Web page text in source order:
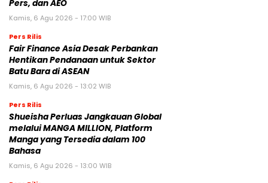
Pers, dan AEO
Kamis, 6 Agu 2026 - 17:00 WIB
Pers Rilis
Fair Finance Asia Desak Perbankan
Hentikan Pendanaan untuk Sektor
Batu Bara di ASEAN
Kamis, 6 Agu 2026 - 13:02 WIB
Pers Rilis
Shueisha Perluas Jangkauan Global
melalui MANGA MILLION, Platform
Manga yang Tersedia dalam 100
Bahasa
Kamis, 6 Agu 2026 - 13:00 WIB